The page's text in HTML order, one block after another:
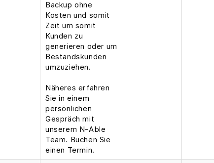
Backup ohne
Kosten und somit
Zeit um somit
Kunden zu
generieren oder um
Bestandskunden
umzuziehen.
Näheres erfahren
Sie in einem
persönlichen
Gespräch mit
unserem N-Able
Team. Buchen Sie
einen Termin.